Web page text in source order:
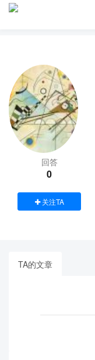
回答
0
关注TA
TA的文章